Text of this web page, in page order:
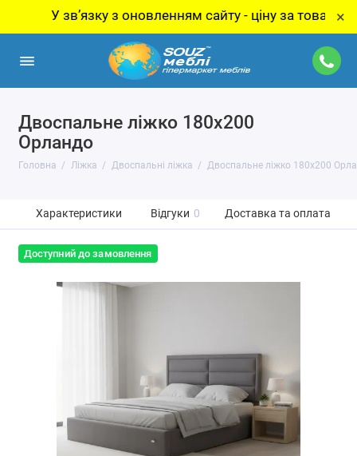
У звʼязку з оновленням сайту - ціну за товар ×
Двоспальне ліжко 180x200
Орландо
Головна Ліжка Двоспальні ліжка Двоспальне ліжко 180x200
Характеристики Відгуки 0 Доставка та оплата
Доступний до замовлення